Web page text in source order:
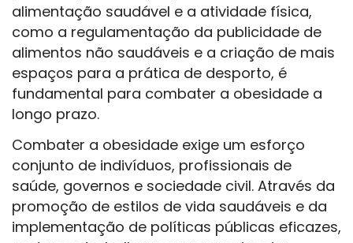
alimentação saudável e a atividade física,
como a regulamentação da publicidade de
alimentos não saudáveis e a criação de mais
espaços para a prática de desporto, é
fundamental para combater a obesidade a
longo prazo.
Combater a obesidade exige um esforço
conjunto de indivíduos, profissionais de
saúde, governos e sociedade civil. Através da
promoção de estilos de vida saudáveis e da
implementação de políticas públicas eficazes,